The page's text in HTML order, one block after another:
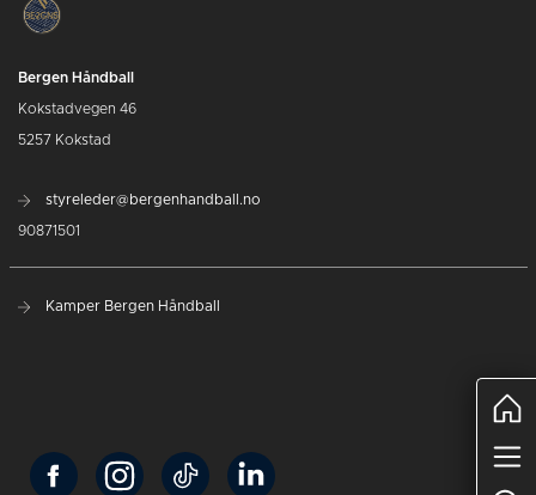
Bergen Håndball
Kokstadvegen 46
5257 Kokstad
styreleder@bergenhandball.no
90871501
Kamper Bergen Håndball